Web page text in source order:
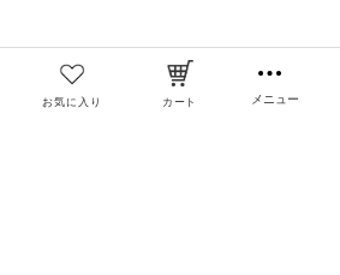
お気に入り カート メニュー